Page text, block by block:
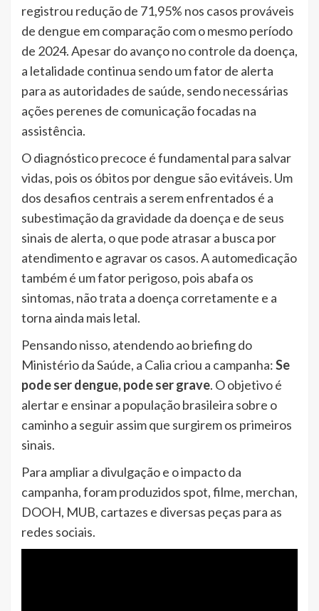
registrou redução de 71,95% nos casos prováveis
de dengue em comparação com o mesmo período
de 2024. Apesar do avanço no controle da doença,
a letalidade continua sendo um fator de alerta
para as autoridades de saúde, sendo necessárias
ações perenes de comunicação focadas na
assistência.
O diagnóstico precoce é fundamental para salvar
vidas, pois os óbitos por dengue são evitáveis. Um
dos desafios centrais a serem enfrentados é a
subestimação da gravidade da doença e de seus
sinais de alerta, o que pode atrasar a busca por
atendimento e agravar os casos. A automedicação
também é um fator perigoso, pois abafa os
sintomas, não trata a doença corretamente e a
torna ainda mais letal.
Pensando nisso, atendendo ao briefing do
Ministério da Saúde, a Calia criou a campanha:Se
pode ser dengue, pode ser grave. O objetivo é
alertar e ensinar a população brasileira sobre o
caminho a seguir assim que surgirem os primeiros
sinais.
Para ampliar a divulgação e o impacto da
campanha, foram produzidos spot, filme, merchan,
DOOH, MUB, cartazes e diversas peças para as
redes sociais.